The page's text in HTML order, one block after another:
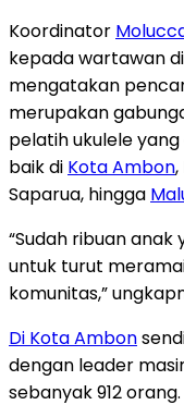
Koordinator
kepada wartawan di
mengatakan
merupakan
pelatih ukulele
baik di Kota Ambon
Saparua, hingga
“Sudah ribuan
untuk turut
komunitas,”
Di Kota Ambon
dengan leader
sebanyak 912